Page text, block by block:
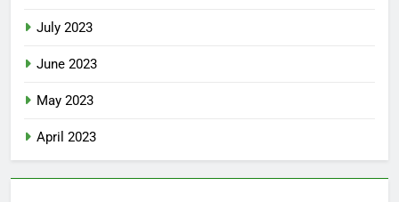
July 2023
June 2023
May 2023
April 2023